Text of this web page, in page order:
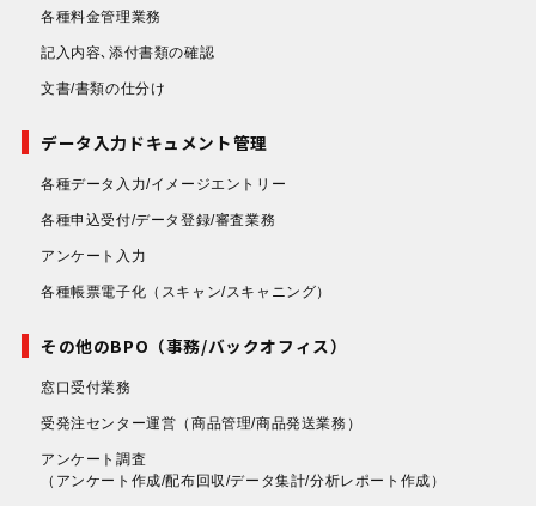
各種料金管理業務
記入内容､添付書類の確認
文書/書類の仕分け
データ入力ドキュメント管理
各種データ入力/イメージエントリー
各種申込受付/データ登録/審査業務
アンケート入力
各種帳票電子化 （スキャン/スキャニング）
その他のBPO（事務/バックオフィス）
窓口受付業務
受発注センター運営 （商品管理/商品発送業務）
アンケート調査
（アンケート作成/配布回収/データ集計/分析レポート作成）